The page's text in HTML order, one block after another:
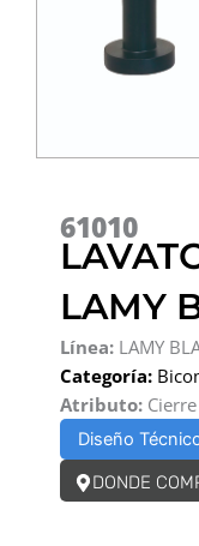
61010
LAMY
Línea: LAMY
Categoría:
Atributo:
Diseño
DONDE